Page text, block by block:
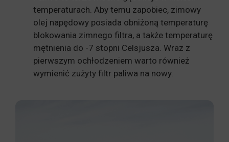
temperaturach. Aby temu zapobiec, zimowy
olej napędowy posiada obniżoną temperaturę
blokowania zimnego filtra, a także temperaturę
mętnienia do -7 stopni Celsjusza. Wraz z
pierwszym ochłodzeniem warto również
wymienić zużyty filtr paliwa na nowy.